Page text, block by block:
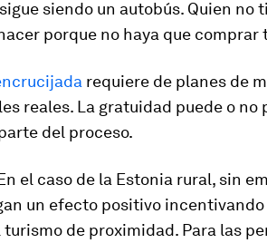
siendo un autobús. Quien
porque no haya que comprar
requiere de planes de
reales. La gratuidad puede o no
del proceso.
el caso de la Estonia rural, sin
un efecto positivo
de proximidad. Para las